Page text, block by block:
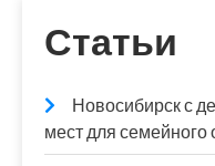
Статьи
Новосибирск с
мест для семейного